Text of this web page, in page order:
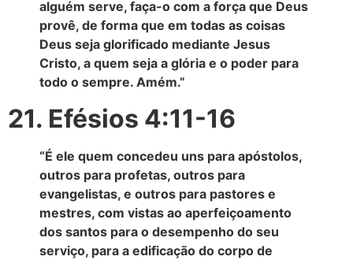
alguém serve, faça-o com a força que Deus
provê, de forma que em todas as coisas
Deus seja glorificado mediante Jesus
Cristo, a quem seja a glória e o poder para
todo o sempre. Amém.”
21. Efésios 4:11-16
“É ele quem concedeu uns para apóstolos,
outros para profetas, outros para
evangelistas, e outros para pastores e
mestres, com vistas ao aperfeiçoamento
dos santos para o desempenho do seu
serviço, para a edificação do corpo de